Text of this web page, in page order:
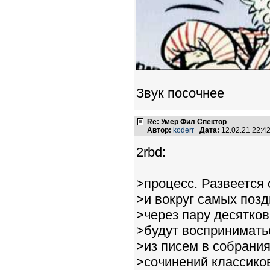
Звук посочнее
Re: Умер Фил Спектор
Автор: koderr Дата: 12.02.21
2rbd:
>процесс. Развеется
>и вокруг самых
>через пару
>будут
>из писем в
>сочинений